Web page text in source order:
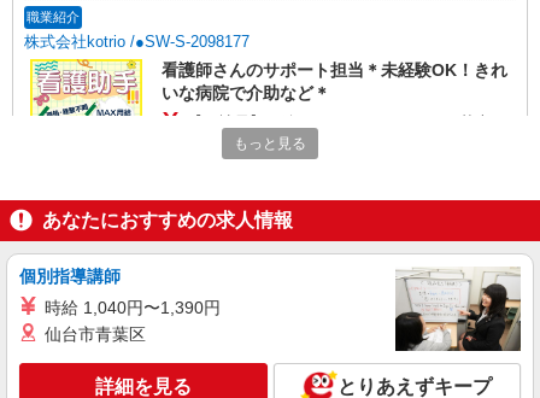
職業紹介
株式会社kotrio /●SW-S-2098177
看護師さんのサポート担当＊未経験OK！きれ
いな病院で介助など＊
給：200,000円〜220,000円 ・資格手当：10,000〜
により変動） ・固定残業手当：20,000円（10時
間） ※固定残業時間を超過する場合には超過勤務
手当として別途支給 ・夜勤手当：10,000円/1回
歓迎 ・認知症介護基礎研修 ・初任者研修 ・実務
者研修 ・介護福祉士 など
キープ
派遣社員
株式会社kotrio /●SI-H-2024020
≪岩槻駅≫未経験・無資格から看護助手へ挑
時給1600円〜2250円 ＜日払い有/週払い有/交
もっと見る
あなたにおすすめの求人情報
個別指導講師
時給 1,040円〜1,390円
仙台市青葉区
詳細を見る とりあえずキープ